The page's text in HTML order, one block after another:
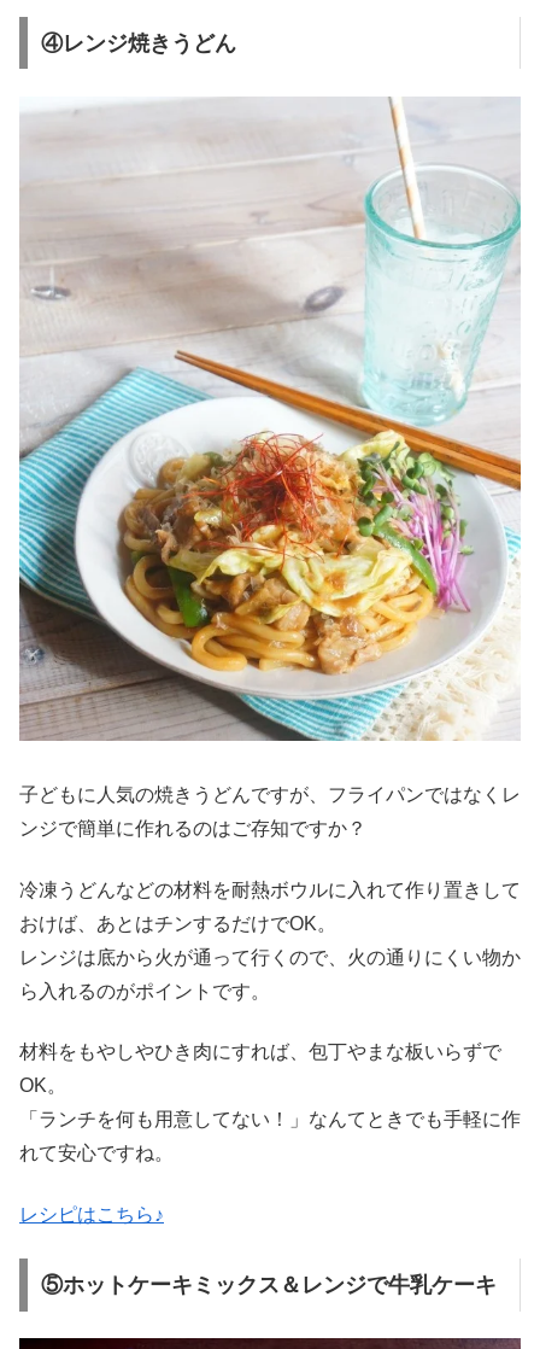
④レンジ焼きうどん
子どもに人気の焼きうどんですが、フライパンではなくレ
ンジで簡単に作れるのはご存知ですか？
冷凍うどんなどの材料を耐熱ボウルに入れて作り置きして
おけば、あとはチンするだけでOK。
レンジは底から火が通って行くので、火の通りにくい物か
ら入れるのがポイントです。
材料をもやしやひき肉にすれば、包丁やまな板いらずで
OK。
「ランチを何も用意してない！」なんてときでも手軽に作
れて安心ですね。
レシピはこちら♪
⑤ホットケーキミックス＆レンジで牛乳ケーキ